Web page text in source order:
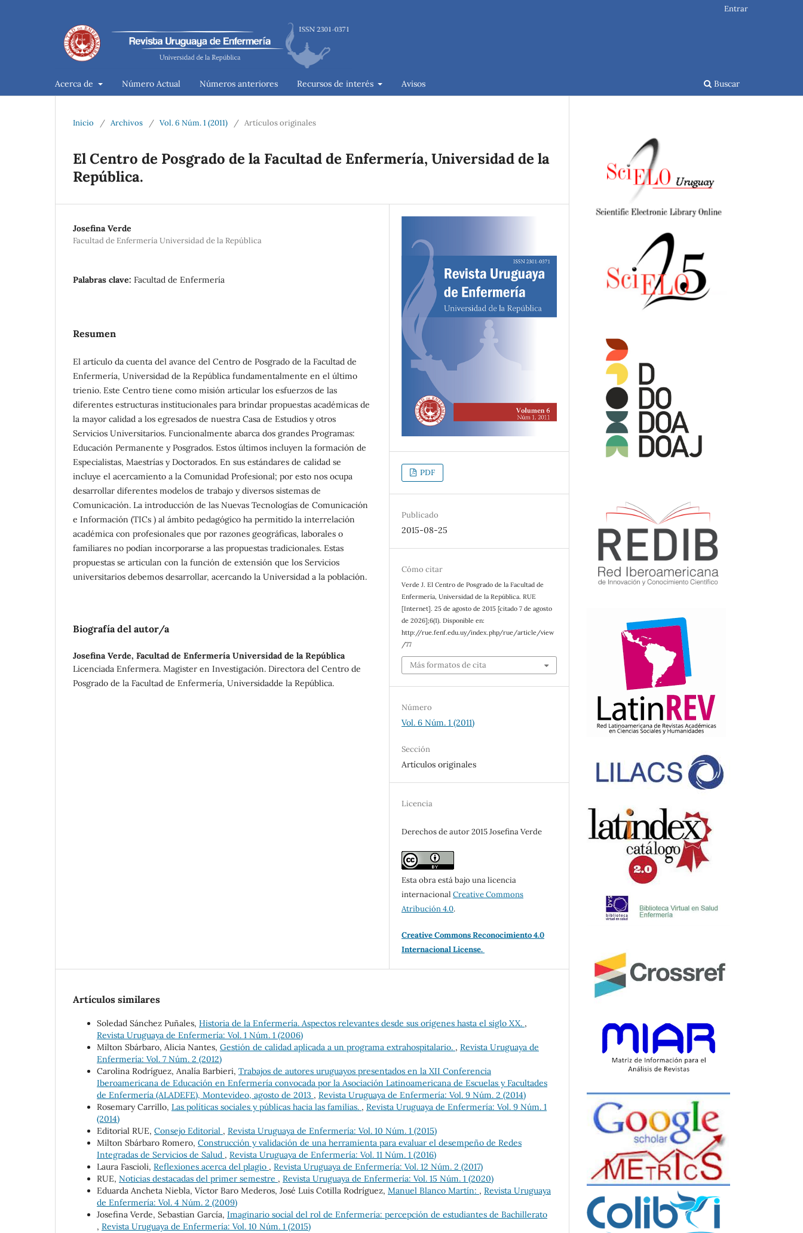
Acerca de Número Actual Números anteriores Recursos de interés Avisos Buscar
Entrar
Inicio / Archivos / Vol. 6 Núm. 1 (2011) / Artículos originales
El Centro de Posgrado de la Facultad de Enfermería, Universidad de la
República.
Josefina Verde
Facultad de Enfermería Universidad de la República
Palabras clave: Facultad de Enfermería
Resumen
El artículo da cuenta del avance del Centro de Posgrado de la Facultad de
Enfermería, Universidad de la República fundamentalmente en el último
trienio. Este Centro tiene como misión articular los esfuerzos de las
diferentes estructuras institucionales para brindar propuestas académicas de
la mayor calidad a los egresados de nuestra Casa de Estudios y otros
Servicios Universitarios. Funcionalmente abarca dos grandes Programas:
Educación Permanente y Posgrados. Estos últimos incluyen la formación de
Especialistas, Maestrías y Doctorados. En sus estándares de calidad se
incluye el acercamiento a la Comunidad Profesional; por esto nos ocupa
desarrollar diferentes modelos de trabajo y diversos sistemas de
Comunicación. La introducción de las Nuevas Tecnologías de Comunicación
e Información (TICs ) al ámbito pedagógico ha permitido la interrelación
académica con profesionales que por razones geográficas, laborales o
familiares no podían incorporarse a las propuestas tradicionales. Estas
propuestas se articulan con la función de extensión que los Servicios
universitarios debemos desarrollar, acercando la Universidad a la población.
Biografía del autor/a
Josefina Verde, Facultad de Enfermería Universidad de la República
Licenciada Enfermera. Magister en Investigación. Directora del Centro de
Posgrado de la Facultad de Enfermería, Universidadde la República.
PDF
Publicado
2015-08-25
Cómo citar
Verde J. El Centro de Posgrado de la Facultad de
Enfermería, Universidad de la República. RUE
[Internet]. 25 de agosto de 2015 [citado 7 de agosto
de 2026];6(1). Disponible en:
http://rue.fenf.edu.uy/index.php/rue/article/view
/77
Más formatos de cita
Número
Vol. 6 Núm. 1 (2011)
Sección
Artículos originales
Licencia
Derechos de autor 2015 Josefina Verde
Esta obra está bajo una licencia
internacionalCreative Commons
Atribución 4.0.
Creative Commons Reconocimiento 4.0
Internacional License.
Artículos similares
Soledad Sánchez Puñales, Historia de la Enfermería. Aspectos relevantes desde sus orígenes hasta el siglo XX. ,
Revista Uruguaya de Enfermería: Vol. 1 Núm. 1 (2006)
Milton Sbárbaro, Alicia Nantes, Gestión de calidad aplicada a un programa extrahospitalario. , Revista Uruguaya de
Enfermería: Vol. 7 Núm. 2 (2012)
Carolina Rodríguez, Analía Barbieri, Trabajos de autores uruguayos presentados en la XII Conferencia
Iberoamericana de Educación en Enfermería convocada por la Asociación Latinoamericana de Escuelas y Facultades
de Enfermería (ALADEFE), Montevideo, agosto de 2013 , Revista Uruguaya de Enfermería: Vol. 9 Núm. 2 (2014)
Rosemary Carrillo, Las políticas sociales y públicas hacia las familias. , Revista Uruguaya de Enfermería: Vol. 9 Núm. 1
(2014)
Editorial RUE, Consejo Editorial , Revista Uruguaya de Enfermería: Vol. 10 Núm. 1 (2015)
Milton Sbárbaro Romero, Construcción y validación de una herramienta para evaluar el desempeño de Redes
Integradas de Servicios de Salud , Revista Uruguaya de Enfermería: Vol. 11 Núm. 1 (2016)
Laura Fascioli, Reflexiones acerca del plagio , Revista Uruguaya de Enfermería: Vol. 12 Núm. 2 (2017)
RUE, Noticias destacadas del primer semestre , Revista Uruguaya de Enfermería: Vol. 15 Núm. 1 (2020)
Eduarda Ancheta Niebla, Víctor Baro Mederos, José Luis Cotilla Rodríguez, Manuel Blanco Martín: , Revista Uruguaya
de Enfermería: Vol. 4 Núm. 2 (2009)
Josefina Verde, Sebastian García, Imaginario social del rol de Enfermería: percepción de estudiantes de Bachillerato
, Revista Uruguaya de Enfermería: Vol. 10 Núm. 1 (2015)